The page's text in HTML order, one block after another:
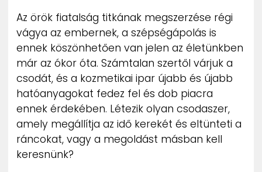
Az örök fiatalság titkának megszerzése régi
vágya az embernek, a szépségápolás is
ennek köszönhetően van jelen az életünkben
már az ókor óta. Számtalan szertől várjuk a
csodát, és a kozmetikai ipar újabb és újabb
hatóanyagokat fedez fel és dob piacra
ennek érdekében. Létezik olyan csodaszer,
amely megállítja az idő kerekét és eltünteti a
ráncokat, vagy a megoldást másban kell
keresnünk?